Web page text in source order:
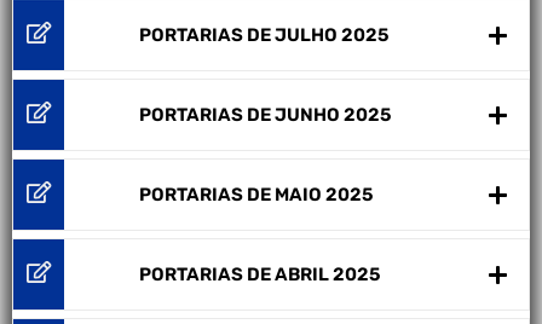
PORTARIAS DE JULHO 2025
PORTARIAS DE JUNHO 2025
PORTARIAS DE MAIO 2025
PORTARIAS DE ABRIL 2025